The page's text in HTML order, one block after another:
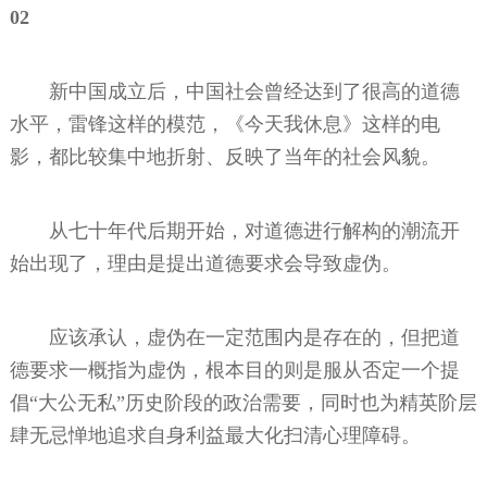
02
新中国成立后，中国社会曾经达到了很高的道德
水平，雷锋这样的模范，《今天我休息》这样的电
影，都比较集中地折射、反映了当年的社会风貌。
从七十年代后期开始，对道德进行解构的潮流开
始出现了，理由是提出道德要求会导致虚伪。
应该承认，虚伪在一定范围内是存在的，但把道
德要求一概指为虚伪，根本目的则是服从否定一个提
倡“大公无私”历史阶段的政治需要，同时也为精英阶层
肆无忌惮地追求自身利益最大化扫清心理障碍。